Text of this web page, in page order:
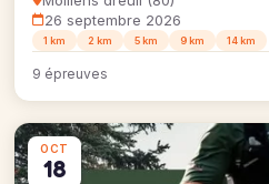
26 septembre 2026
1 km 2 km 5 km 9 km 14 km
9 épreuves
OCT
18